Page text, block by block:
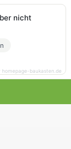
nicht
homepage-baukasten.de